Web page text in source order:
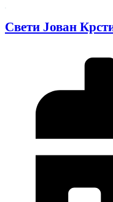
Свети Јован